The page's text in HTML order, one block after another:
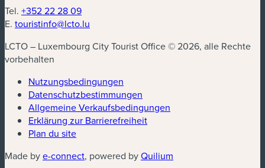
Tel. +352 22 28 09
E. touristinfo@lcto.lu
LCTO – Luxembourg City Tourist Office © 2026, alle Rechte
vorbehalten
Nutzungsbedingungen
Datenschutzbestimmungen
Allgemeine Verkaufsbedingungen
Erklärung zur Barrierefreiheit
Plan du site
Made bye-connect(neues Fenster)
, powered byQuilium